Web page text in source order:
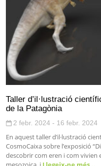
Taller d’il·lustració
de la Patagònia
2 febr. 2024 - 16 febr. 2024
En aquest taller d’il·lustració
CosmoCaixa sobre l’exposició
descobrir com eren i com vivien